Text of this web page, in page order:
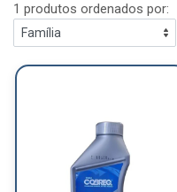
1 produtos ordenados por: